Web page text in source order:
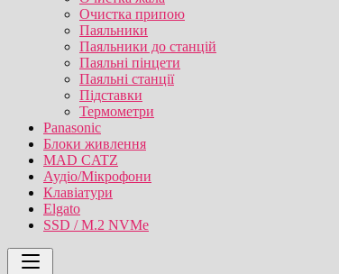
Очистка припою
Паяльники
Паяльники до станцій
Паяльні пінцети
Паяльні станції
Підставки
Термометри
Panasonic
Блоки живлення
MAD CATZ
Аудіо/Мікрофони
Клавіатури
Elgato
SSD / M.2 NVMe